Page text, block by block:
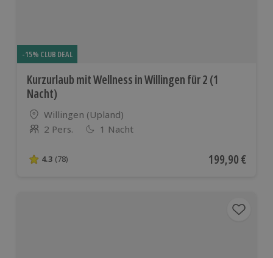
-15% CLUB DEAL
Kurzurlaub mit Wellness in Willingen für 2 (1
Nacht)
Standort
Willingen (Upland)
Anzahl der Teilnehmer
2 Pers. 1 Nacht
4.3 von 5 Sternen basierend auf 78 Bewertungen
4.3 (78) Aktueller Preis
199,90 €